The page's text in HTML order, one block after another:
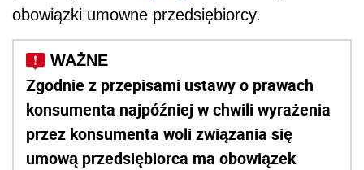
obowiązki umowne przedsiębiorcy.
Zgodnie z przepisami ustawy o prawach
konsumenta najpóźniej w chwili wyrażenia
przez konsumenta woli związania się
umową przedsiębiorca ma obowiązek